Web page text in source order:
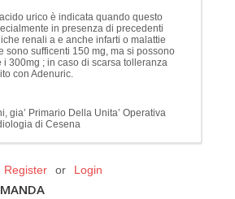
urico è indicata quando questo
in presenza di precedenti
renali a e anche infarti o malattie
sono sufficenti 150 mg, ma si possono
300mg ; in caso di scarsa tolleranza
con Adenuric.
gia’ Primario Della Unita’ Operativa
di Cesena
Register or Login